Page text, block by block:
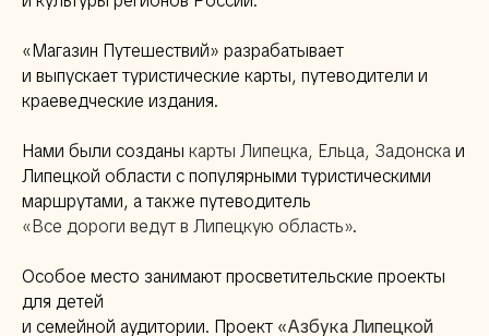
«Магазин Путешествий» разрабатывает
и выпускает туристические карты, путеводители и
краеведческие издания.
Нами были созданы карты Липецка, Ельца, Задонскаи
Липецкой области с популярными туристическими
маршрутами, а также путеводитель
«Все дороги ведут в Липецкую область».
Особое место занимают просветительские проекты
для детей
и семейной аудитории. Проект «Азбука Липецкой